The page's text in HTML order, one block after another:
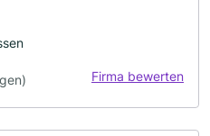
Firma bewerten